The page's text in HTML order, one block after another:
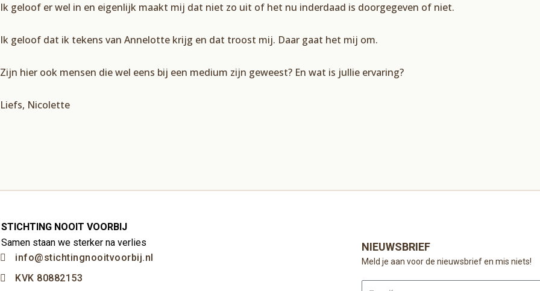
Ik geloof er wel in en eigenlijk maakt mij dat niet zo uit of het nu inderdaad is doorgegeven of niet.
Ik geloof dat ik tekens van Annelotte krijg en dat troost mij. Daar gaat het mij om.
Zijn hier ook mensen die wel eens bij een medium zijn geweest? En wat is jullie ervaring?
Liefs, Nicolette
STICHTING NOOIT VOORBIJ
Samen staan we sterker na verlies
info@stichtingnooitvoorbij.nl
KVK 80882153
NIEUWSBRIEF
Meld je aan voor de nieuwsbrief en mis niets!
Email